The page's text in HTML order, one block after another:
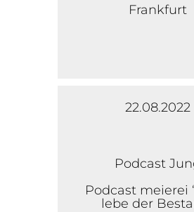
Frankfurt
22.08.2022
Podcast
Podcast meierei
lebe der